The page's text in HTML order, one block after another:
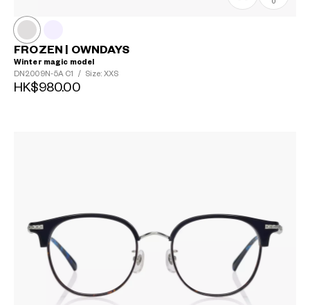
0
FROZEN | OWNDAYS
Winter magic model
DN2009N-5A C1 / Size: XXS
HK$980.00